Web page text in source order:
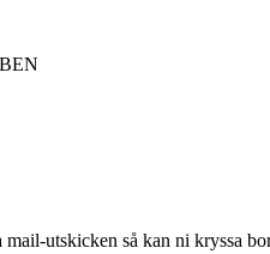
utskicken så kan ni kryssa